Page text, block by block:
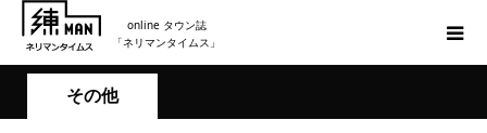
online タウン誌
「ネリマンタイムス」
その他